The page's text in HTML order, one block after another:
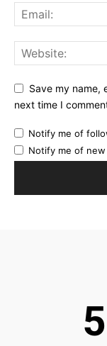
Save my name,
next time I
Notify me of
Notify me of